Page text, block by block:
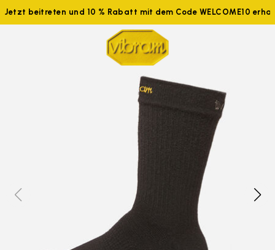
Jetzt beitreten und 10 % Rabatt mit dem Code WELCOME10